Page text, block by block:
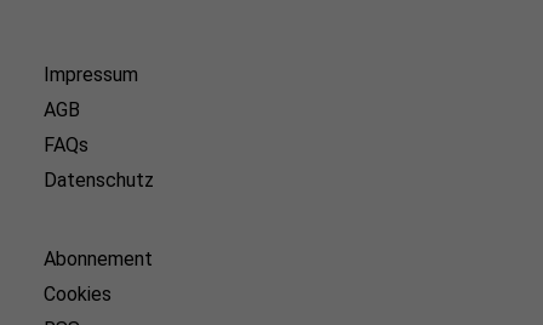
Impressum
AGB
FAQs
Datenschutz
Abonnement
Cookies